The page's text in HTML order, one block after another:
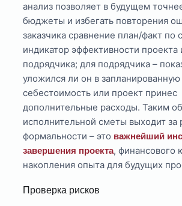
анализ позволяет в будущем
бюджеты и избегать повторения
заказчика сравнение план/факт по
индикатор эффективности проекта
подрядчика; для подрядчика –
уложился ли он в запланированную
себестоимость или проект принес
дополнительные расходы. Таким
исполнительной сметы выходит за
формальности – это важнейший
завершения проекта, финансового
накопления опыта для будущих
Проверка рисков